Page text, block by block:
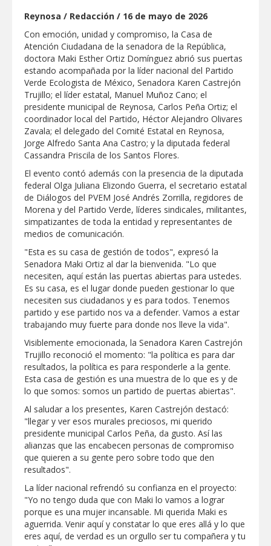
CONAEDU sobre redes sociales y
AVANZAN TRABAJOS DE
MODERNIZACIÓN EN AVENIDA
REFORMA; GOBIERNO MUNICIPAL
MANTIENE EL RITMO DE LAS OBRAS
PRIORITARIAS
Atendió Protección Civil de Reynosa
reportes ante lluvias
IMPULSA GESTIÓN AMBIENTAL
JORNADA DE MEJORA URBANA EN
HACIENDA SAN AGUSTÍN
Asegura alcalde de Reynosa buen
funcionamiento de Presa El Águila
GOBIERNO MUNICIPAL Y ESTATAL
CELEBRARÁN FERIA DEL EMPLEO EL
PRÓXIMO 18 DE AGOSTO
Logra STPS la generación de empleo
con más de 6 mil 900 colocaciones en
Anunciaron Gobierno Municipal,
PROFECO y CANACO: Feria de Regreso a
Clases 2026
Lleva gobierno de Reynosa programa
"Acción y Conciencia" a colonia
Integración Familiar
Reynosa / Redacción / 16 de mayo de 2026
Con emoción, unidad y compromiso, la Casa de
Atención Ciudadana de la senadora de la República,
doctora Maki Esther Ortiz Domínguez abrió sus puertas
estando acompañada por la líder nacional del Partido
Verde Ecologista de México, Senadora Karen Castrejón
Trujillo; el líder estatal, Manuel Muñoz Cano; el
presidente municipal de Reynosa, Carlos Peña Ortiz; el
coordinador local del Partido, Héctor Alejandro Olivares
Zavala; el delegado del Comité Estatal en Reynosa,
Jorge Alfredo Santa Ana Castro; y la diputada federal
Cassandra Priscila de los Santos Flores.
El evento contó además con la presencia de la diputada
federal Olga Juliana Elizondo Guerra, el secretario estatal
de Diálogos del PVEM José Andrés Zorrilla, regidores de
Morena y del Partido Verde, líderes sindicales, militantes,
simpatizantes de toda la entidad y representantes de
medios de comunicación.
"Esta es su casa de gestión de todos", expresó la
Senadora Maki Ortiz al dar la bienvenida. "Lo que
necesiten, aquí están las puertas abiertas para ustedes.
Es su casa, es el lugar donde pueden gestionar lo que
necesiten sus ciudadanos y es para todos. Tenemos
partido y ese partido nos va a defender. Vamos a estar
trabajando muy fuerte para donde nos lleve la vida".
Visiblemente emocionada, la Senadora Karen Castrejón
Trujillo reconoció el momento: "la política es para dar
resultados, la política es para responderle a la gente.
Esta casa de gestión es una muestra de lo que es y de
lo que somos: somos un partido de puertas abiertas".
Al saludar a los presentes, Karen Castrejón destacó:
"llegar y ver esos murales preciosos, mi querido
presidente municipal Carlos Peña, da gusto. Así las
alianzas que las encabecen personas de compromiso
que quieren a su gente pero sobre todo que den
resultados".
La líder nacional refrendó su confianza en el proyecto:
"Yo no tengo duda que con Maki lo vamos a lograr
porque es una mujer incansable. Mi querida Maki es
aguerrida. Venir aquí y constatar lo que eres allá y lo que
eres aquí, de verdad es un orgullo ser tu compañera y tu